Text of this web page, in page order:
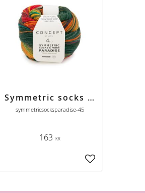
i favoriter
Symmetric socks & more Paradise 45 jeans-kamel-orange
symmetricsocksparadise-45
163 KR
Lägg till i